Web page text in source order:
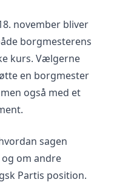
november bliver
borgmesterens
kurs. Vælgerne
en borgmester
også med et
sagen
om andre
Partis position.